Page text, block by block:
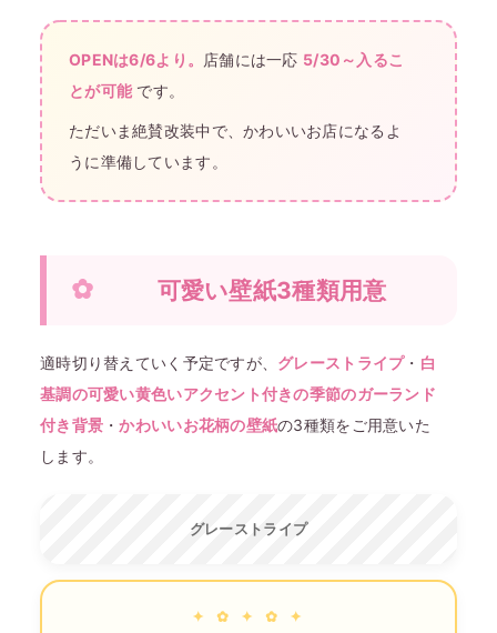
OPENは6/6より。 店舗には一応 5/30～入るこ
とが可能です。
ただいま絶賛改装中で、かわいいお店になるよ
うに準備しています。
可愛い壁紙3種類用意
適時切り替えていく予定ですが、 グレーストライプ・ 白
基調の可愛い黄色いアクセント付きの季節のガーランド
付き背景 ・かわいいお花柄の壁紙の3種類をご用意いた
します。
グレーストライプ